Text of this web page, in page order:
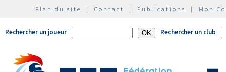
Plan du site | Contact | Publications | Mon
Rechercher un joueur Rechercher un club